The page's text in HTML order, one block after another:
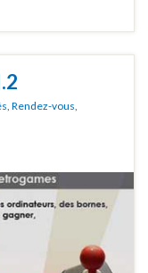
Rendez-vous